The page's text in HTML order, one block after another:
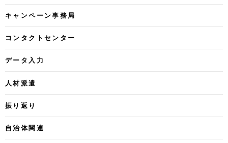
キャンペーン事務局
コンタクトセンター
データ入力
人材派遣
振り返り
自治体関連